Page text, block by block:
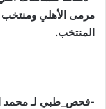
مرمى الأهلي
المنتخب.
-فحص_طبي لـ محمد